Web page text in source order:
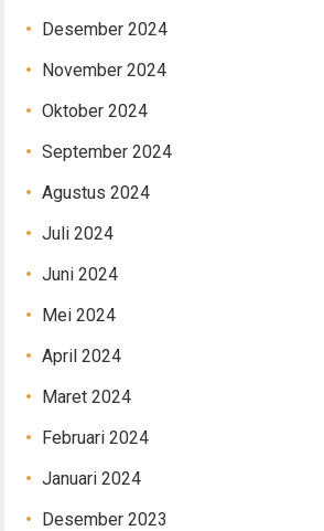
Desember 2024
November 2024
Oktober 2024
September 2024
Agustus 2024
Juli 2024
Juni 2024
Mei 2024
April 2024
Maret 2024
Februari 2024
Januari 2024
Desember 2023